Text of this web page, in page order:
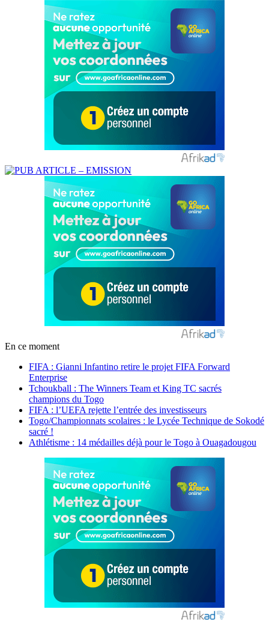
En ce moment
FIFA : Gianni Infantino retire le projet FIFA Forward
Enterprise
Tchoukball : The Winners Team et King TC sacrés
champions du Togo
FIFA : l’UEFA rejette l’entrée des investisseurs
Togo/Championnats scolaires : le Lycée Technique de Sokodé
sacré !
Athlétisme : 14 médailles déjà pour le Togo à Ouagadougou